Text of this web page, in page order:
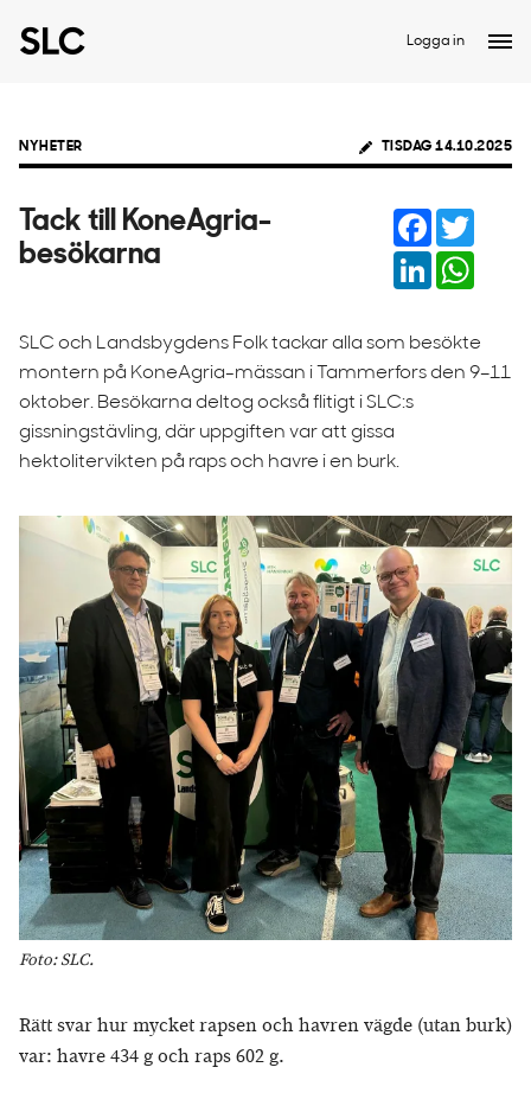
Logga in
NYHETER TISDAG 14.10.2025
Tack till KoneAgria-
besökarna
Facebook
LinkedIn
SLC och Landsbygdens Folk tackar alla som besökte
montern på KoneAgria-mässan i Tammerfors den 9–11
oktober. Besökarna deltog också flitigt i SLC:s
gissningstävling, där uppgiften var att gissa
hektolitervikten på raps och havre i en burk.
Foto: SLC.
Rätt svar hur mycket rapsen och havren vägde (utan burk)
var: havre 434 g och raps 602 g.